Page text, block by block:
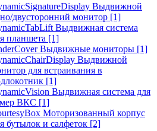
Выдвижной
двусторонний монитор [1]
Выдвижная система
планшета [1]
Выдвижные мониторы [1]
Выдвижной
для встраивания в
[1]
Выдвижная система для
ВКС [1]
Моторизованный корпус
бутылок и салфеток [2]